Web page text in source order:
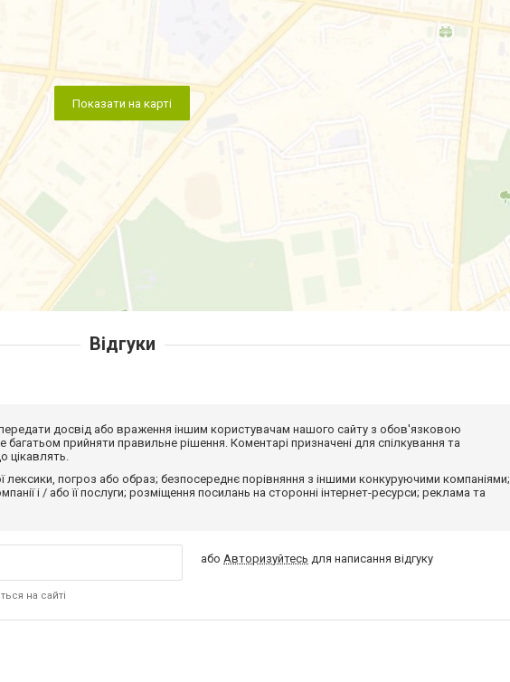
Показати на карті
Відгуки
досвід або враження іншим користувачам нашого сайту з обов'язковою
прийняти правильне рішення. Коментарі призначені для спілкування та
цікавлять.
лексики, погроз або образ; безпосереднє порівняння з іншими конкуруючими компаніями;
і / або її послуги; розміщення посилань на сторонні інтернет-ресурси; реклама та
на сайті
абоАвторизуйтесь для написання відгуку